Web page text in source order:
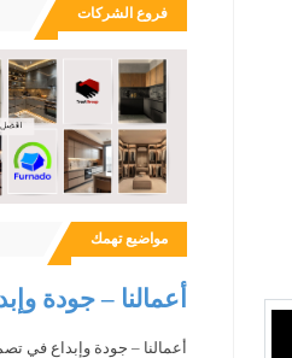
فروع الشركات
مواضيع تهمك
أعمالنا – جودة
أعمالنا – جودة وإبداع في